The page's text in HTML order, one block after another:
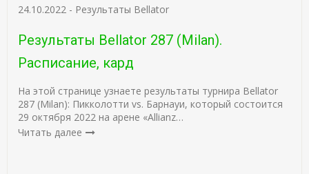
24.10.2022 - Результаты Bellator
Результаты Bellator 287 (Milan).
Расписание, кард
На этой странице узнаете результаты турнира Bellator
287 (Milan): Пикколотти vs. Барнауи, который состоится
29 октября 2022 на арене «Allianz…
Читать далее